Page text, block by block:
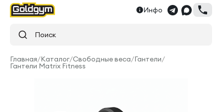
Инфо
Поиск
Главная/Каталог/Свободные веса/Гантели/
Гантели Matrix Fitness